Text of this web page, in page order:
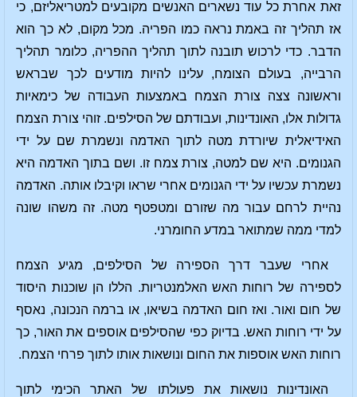
זאת אחרת כל עוד נשארים האנשים מקובעים למטריאליזם, כי
אז תהליך זה באמת נראה כמו הפריה. מכל מקום, לא כך הוא
הדבר. כדי לרכוש תובנה לתוך תהליך ההפריה, כלומר תהליך
הרבייה, בעולם הצומח, עלינו להיות מודעים לכך שבראש
וראשונה צצה צורת הצמח באמצעות העבודה של כימאיות
גדולות אלו, האונדינות, ועבודתם של הסילפים. זוהי צורת הצמח
האידיאלית שיורדת מטה לתוך האדמה ונשמרת שם על ידי
הגנומים. היא שם למטה, צורת צמח זו. ושם בתוך האדמה היא
נשמרת עכשיו על ידי הגנומים אחרי שראו וקיבלו אותה. האדמה
נהיית לרחם עבור מה שזורם ומטפטף מטה. זה משהו שונה
למדי ממה שמתואר במדע החומרני.
אחרי שעבר דרך הספירה של הסילפים, מגיע הצמח
לספירה של רוחות האש האלמנטריות. הללו הן שוכנות היסוד
של חום ואור. ואז חום האדמה בשיאו, או ברמה הנכונה, נאסף
על ידי רוחות האש. בדיוק כפי שהסילפים אוספים את האור, כך
רוחות האש אוספות את החום ונושאות אותו לתוך פרחי הצמח.
האונדינות נושאות את פעולתו של האתר הכימי לתוך